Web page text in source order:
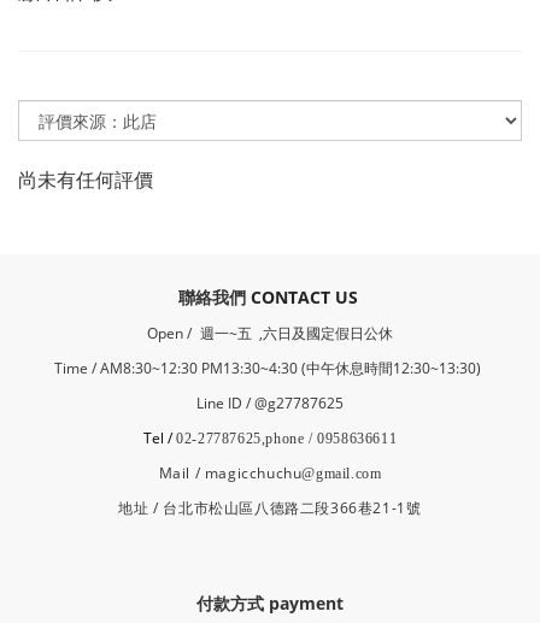
尚未有任何評價
​聯絡我們 CONTACT US
Open / 週一~五 ,六日及國定假日公休
Time / AM8:30~12:30 PM13:30~4:30 (中午休息時間12:30~13:30)
Line ID / @g27787625
Tel /02-27787625,phone / 0958636611
Mail / magicchuchu@gmail.com
地址 / 台北市松山區八德路二段366巷21-1號
付款方式 payment